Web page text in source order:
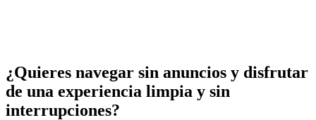
¿Quieres navegar sin anuncios y disfrutar
de una experiencia limpia y sin
interrupciones?